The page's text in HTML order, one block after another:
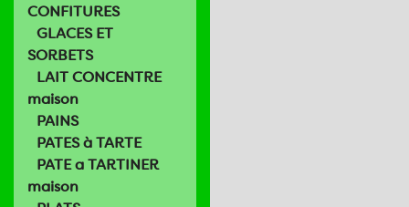
CONFITURES
GLACES ET
SORBETS
LAIT CONCENTRE
maison
PAINS
PATES à TARTE
PATE a TARTINER
maison